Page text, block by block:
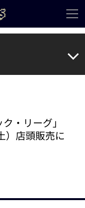
・リーグ」
）店頭販売に